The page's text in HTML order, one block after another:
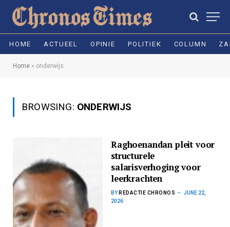
HOME ACTUEEL OPINIE POLITIEK COLUMN
Home » onderwijs
BROWSING: ONDERWIJS
Raghoenandan pleit voor
structurele
salarisverhoging voor
leerkrachten
BY REDACTIE CHRONOS
JUNE 22,
2026